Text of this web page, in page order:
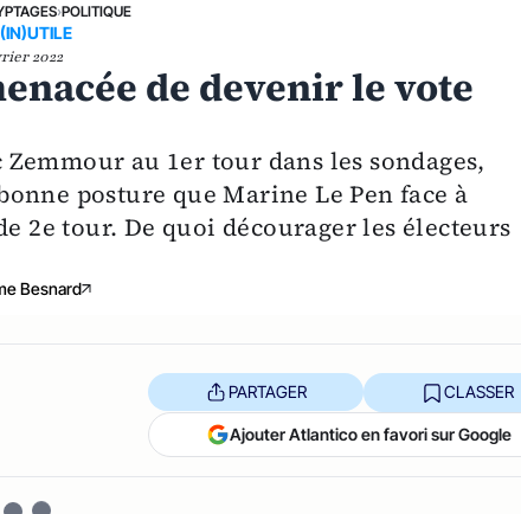
›POLITIQUE
2022
de devenir le vote
au 1er tour dans les sondages,
posture que Marine Le Pen face à
2e tour. De quoi décourager les électeurs
Besnard
PARTAGER CLASSER
Ajouter Atlantico en favori sur Google